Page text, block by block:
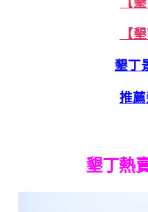
【
墾丁
推
墾丁熱